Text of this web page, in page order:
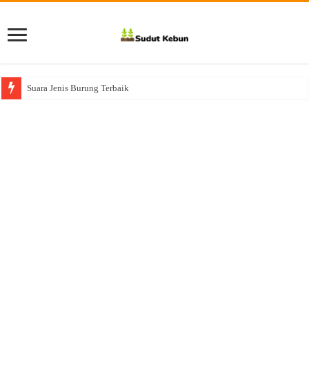
Suara Jenis Burung Terbaik